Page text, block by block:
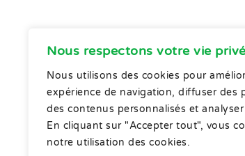
Nous respectons votre vie
Nous utilisons des cookies pour
expérience de navigation, diffuser des
des contenus personnalisés et
En cliquant sur "Accepter tout", vous
notre utilisation des cookies.
DEVIS
Votre